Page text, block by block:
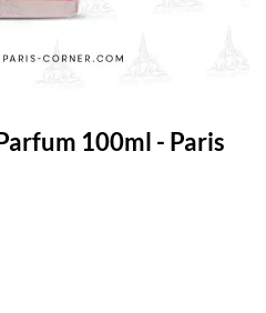
100ml - Paris